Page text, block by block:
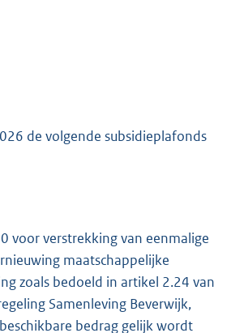
de volgende subsidieplafonds
voor verstrekking van eenmalige
maatschappelijke
zoals bedoeld in artikel 2.24 van
Samenleving Beverwijk,
bedrag gelijk wordt